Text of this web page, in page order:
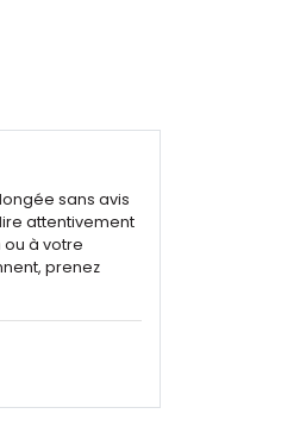
sans avis
attentivement
à votre
prenez